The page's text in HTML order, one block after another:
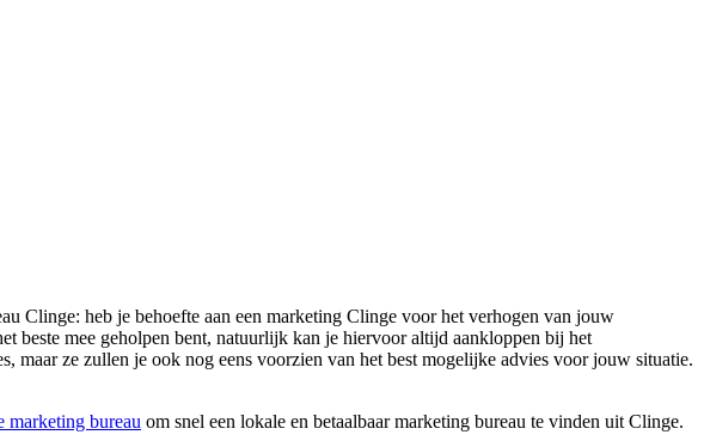
Clinge: heb je behoefte aan een marketing Clinge voor het verhogen van jouw
beste mee geholpen bent, natuurlijk kan je hiervoor altijd aankloppen bij het
ze zullen je ook nog eens voorzien van het best mogelijke advies voor jouw situatie.
marketing bureau om snel een lokale en betaalbaar marketing bureau te vinden uit Clinge.